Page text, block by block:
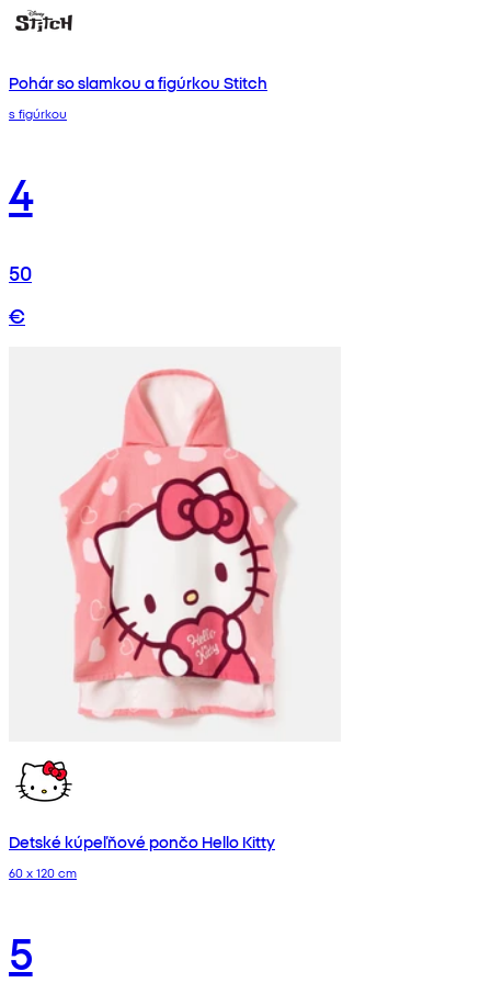
Pohár so slamkou a figúrkou Stitch
s figúrkou
4
50
€
Detské kúpeľňové pončo Hello Kitty
60 x 120 cm
5